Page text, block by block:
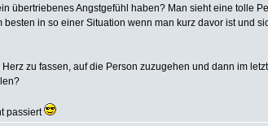
übertriebenes Angstgefühl haben? Man sieht eine tolle
in so einer Situation wenn man kurz davor ist und
zu fassen, auf die Person zuzugehen und dann im
passiert